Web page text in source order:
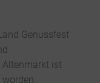
Genussfest
Altenmarkt ist